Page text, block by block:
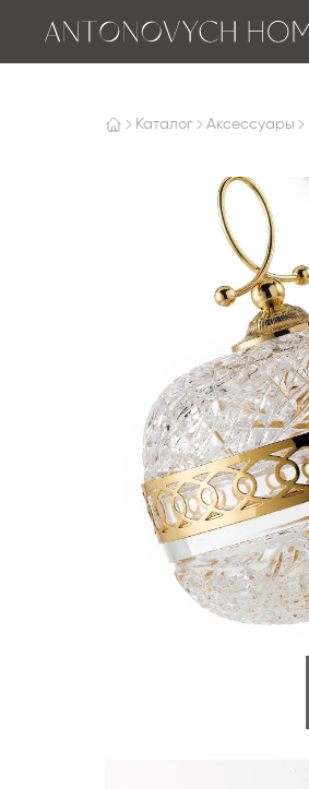
Каталог Аксессуары